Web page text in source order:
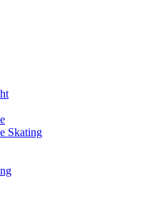
Skating